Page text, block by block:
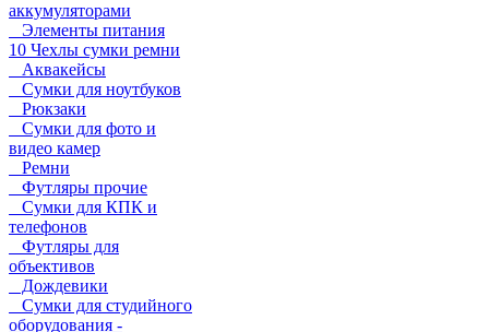
аккумуляторами
Элементы питания
10 Чехлы сумки ремни
Аквакейсы
Сумки для ноутбуков
Рюкзаки
Сумки для фото и
видео камер
Ремни
Футляры прочие
Сумки для КПК и
телефонов
Футляры для
объективов
Дождевики
Сумки для студийного
оборудования -